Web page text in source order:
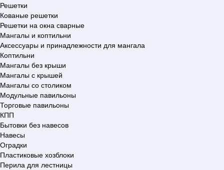
Решетки
Кованые решетки
Решетки на окна сварные
Мангалы и коптильни
Аксессуары и принадлежности для мангала
Коптильни
Мангалы без крыши
Мангалы с крышей
Мангалы со столиком
Модульные павильоны
Торговые павильоны
КПП
Бытовки без навесов
Навесы
Оградки
Пластиковые хозблоки
Перила для лестницы